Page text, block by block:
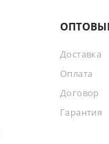
Доставка
Оплата
Договор
Гарантия